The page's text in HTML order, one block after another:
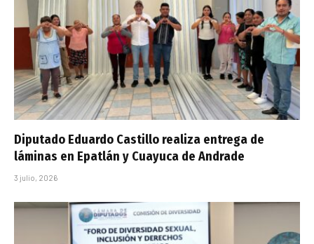
Diputado Eduardo Castillo realiza entrega de
láminas en Epatlán y Cuayuca de Andrade
3 julio, 2026